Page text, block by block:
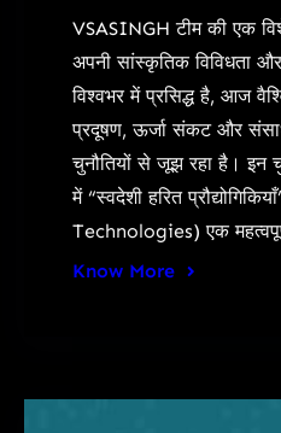
VSASINGH टीम की एक
अपनी सांस्कृतिक विविधता
विश्वभर में प्रसिद्ध है, आज
प्रदूषण, ऊर्जा संकट और
चुनौतियों से जूझ रहा है। इन
में “स्वदेशी हरित
Technologies) एक
Know More